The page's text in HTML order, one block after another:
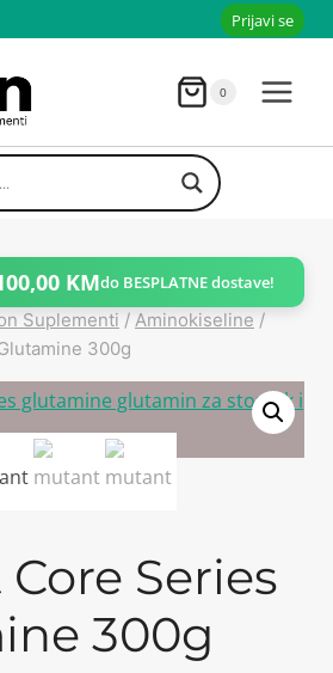
Prijavi se
0
KMdo BESPLATNE dostave!
Suplementi / Aminokiseline /
300g
Series
300g